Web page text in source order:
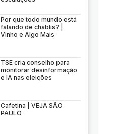
Por que todo mundo está
falando de chablis? |
Vinho e Algo Mais
TSE cria conselho para
monitorar desinformação
e IA nas eleições
Cafetina | VEJA SÃO
PAULO